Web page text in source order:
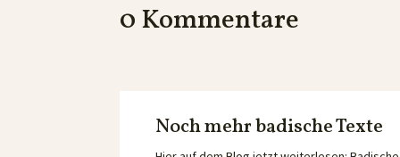
0 Kommentare
Noch mehr badische Texte